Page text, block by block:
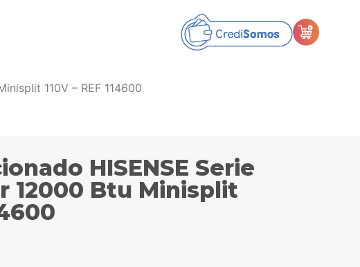
110V – REF 114600
HISENSE Serie
12000 Btu Minisplit